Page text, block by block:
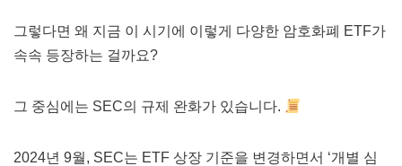
그렇다면 왜 지금 이 시기에 이렇게 다양한 암호화폐 ETF가
속속 등장하는 걸까요?
그 중심에는 SEC의 규제 완화가 있습니다.
2024년 9월, SEC는 ETF 상장 기준을 변경하면서 ‘개별 심